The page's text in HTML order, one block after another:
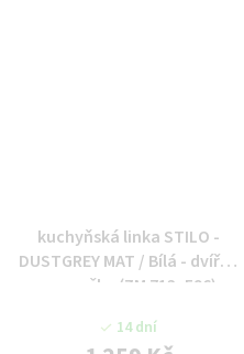
kuchyňská linka STILO -
DUSTGREY MAT / Bílá - dvířka
na myčku (ZM 713x596)
14 dní